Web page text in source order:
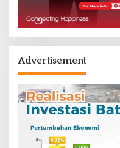
Advertisement